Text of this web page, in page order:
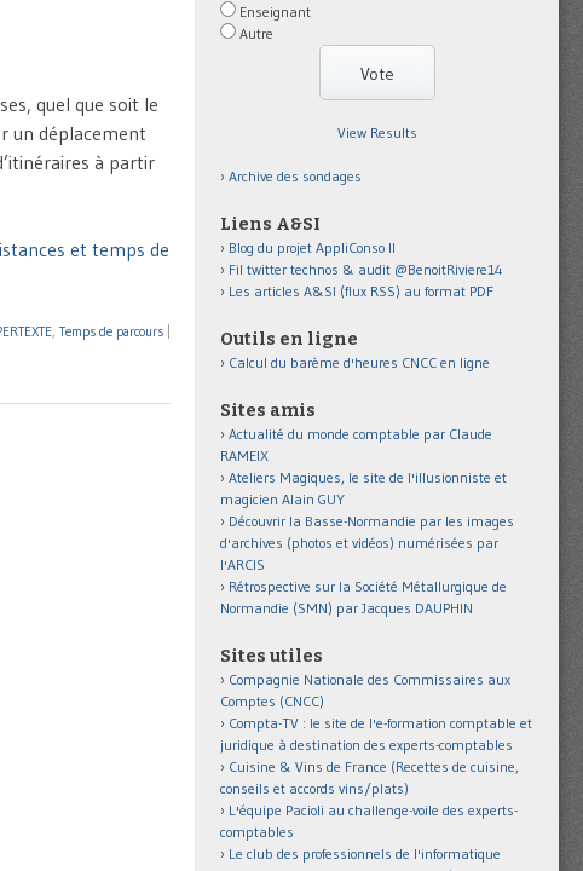
quel que soit le
un déplacement
à partir
et temps de
, Temps de parcours
Enseignant
Autre
View Results
Archive des sondages
Liens A&SI
Blog du projet AppliConso II
Fil twitter technos & audit @BenoitRiviere14
Les articles A&SI (flux RSS) au format PDF
Outils en ligne
Calcul du barème d'heures CNCC en ligne
Sites amis
Actualité du monde comptable par Claude
RAMEIX
Ateliers Magiques, le site de l'illusionniste et
magicien Alain GUY
Découvrir la Basse-Normandie par les images
d'archives (photos et vidéos) numérisées par
l'ARCIS
Rétrospective sur la Société Métallurgique de
Normandie (SMN) par Jacques DAUPHIN
Sites utiles
Compagnie Nationale des Commissaires aux
Comptes (CNCC)
Compta-TV : le site de l'e-formation comptable et
juridique à destination des experts-comptables
Cuisine & Vins de France (Recettes de cuisine,
conseils et accords vins/plats)
L'équipe Pacioli au challenge-voile des experts-
comptables
Le club des professionnels de l'informatique